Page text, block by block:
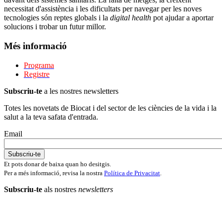
necessitat d'assistència i les dificultats per navegar per les noves
tecnologies són reptes globals i la digital health pot ajudar a aportar
solucions i trobar un futur millor.
Més informació
Programa
Registre
Subscriu-te a les nostres newsletters
Totes les novetats de Biocat i del sector de les ciències de la vida i la
salut a la teva safata d'entrada.
Email
Et pots donar de baixa quan ho desitgis.
Per a més informació, revisa la nostra Política de Privacitat
Subscriu-te als nostres newsletters